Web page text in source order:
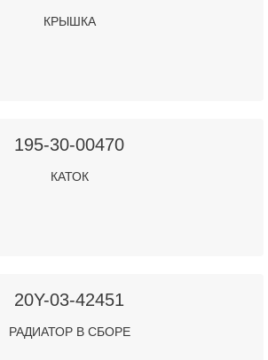
КРЫШКА
195-30-00470
КАТОК
20Y-03-42451
РАДИАТОР В СБОРЕ